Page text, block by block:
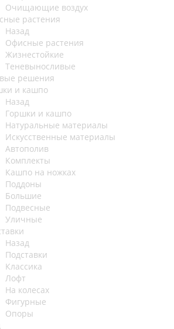
Очищающие воздух
растения
Назад
Офисные растения
Жизнестойкие
Теневыносливые
решения
и кашпо
Назад
Горшки и кашпо
Натуральные материалы
Искусственные материалы
Автополив
Комплекты
Кашпо на ножках
Поддоны
Большие
Подвесные
Уличные
Назад
Подставки
Классика
Лофт
На колесах
Фигурные
Опоры